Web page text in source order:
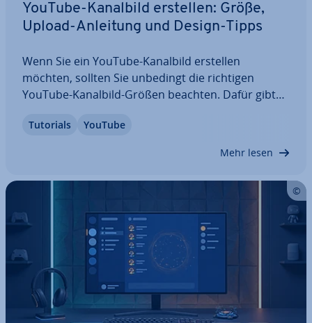
YouTube-Kanalbild erstellen: Größe,
Upload-Anleitung und Design-Tipps
Wenn Sie ein YouTube-Kanalbild erstellen
möchten, sollten Sie unbedingt die richtigen
YouTube-Kanalbild-Größen beachten. Dafür gibt
und über­sicht­lich erläutern. Lesen Sie zudem, was
Tutorials YouTube
Mehr lesen